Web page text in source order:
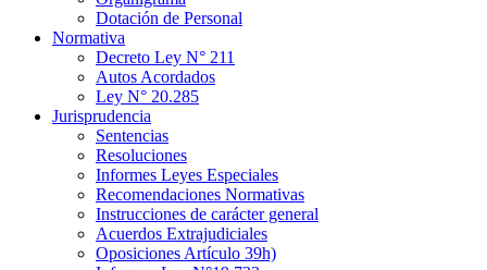
Dotación de Personal
Normativa
Decreto Ley N° 211
Autos Acordados
Ley N° 20.285
Jurisprudencia
Sentencias
Resoluciones
Informes Leyes Especiales
Recomendaciones Normativas
Instrucciones de carácter general
Acuerdos Extrajudiciales
Oposiciones Artículo 39h)